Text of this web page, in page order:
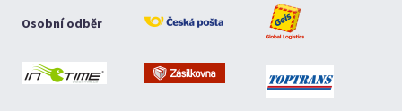
Osobní odběr